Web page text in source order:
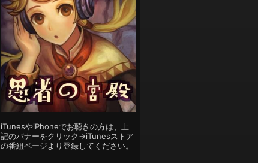
iTunesやiPhoneでお聴きの方は、上
記のバナーをクリック→iTunesストア
の番組ページより登録してください。